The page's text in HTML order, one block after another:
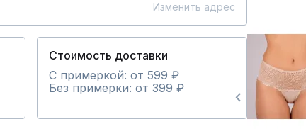
Изменить адрес
Стоимость доставки
С примеркой: от 599 ₽
Без примерки: от 399 ₽